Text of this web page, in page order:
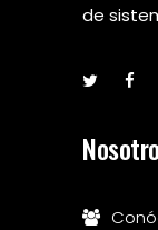
de